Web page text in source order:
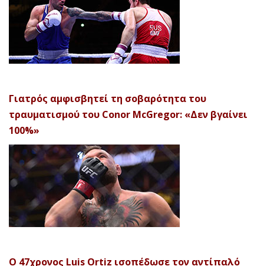
Γιατρός αμφισβητεί τη σοβαρότητα του
τραυματισμού του Conor McGregor: «Δεν βγαίνει
100%»
Ο 47χρονος Luis Ortiz ισοπέδωσε τον αντίπαλό